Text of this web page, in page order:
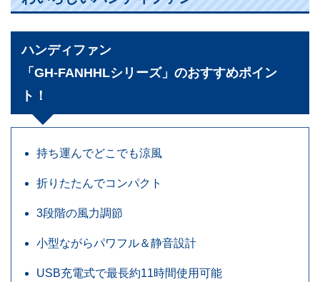
ハンディファン
「GH-FANHHLシリーズ」のおすすめポイン
ト！
持ち運んでどこでも涼風
折りたたんでコンパクト
3段階の風力調節
小型ながらパワフル＆静音設計
USB充電式で最長約11時間使用可能